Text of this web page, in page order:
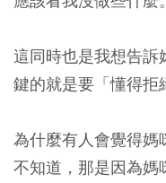
這同時也是我想告訴
鍵的就是要「懂得拒
為什麼有人會覺得媽
不知道，那是因為媽